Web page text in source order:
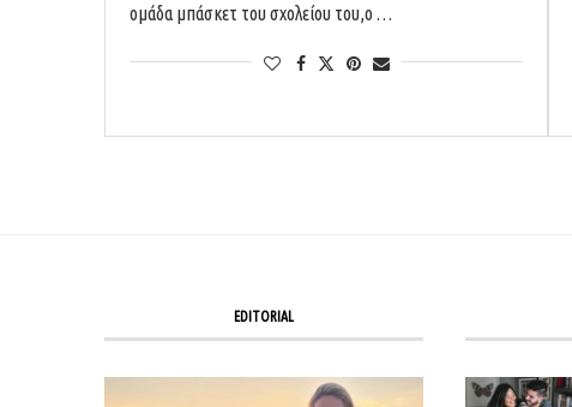
ομάδα μπάσκετ του σχολείου του,ο …
EDITORIAL